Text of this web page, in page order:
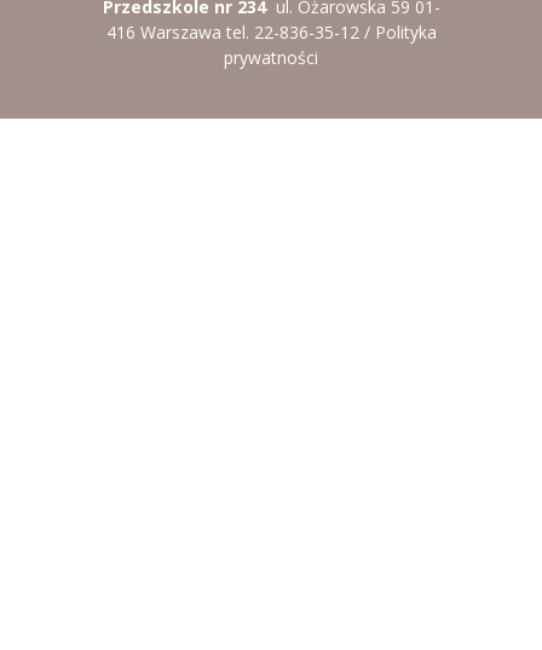
Przedszkole nr 234 ul. Ożarowska 59 01-
416 Warszawa tel. 22-836-35-12 / Polityka
prywatności